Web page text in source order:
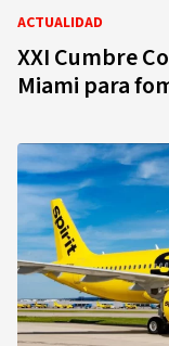
ACTUALIDAD
XXI Cumbre
Miami para